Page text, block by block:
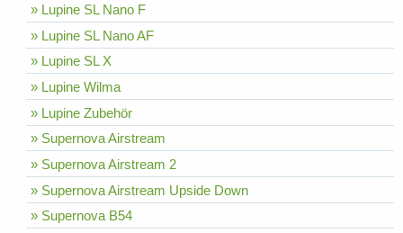
» Lupine SL Nano F
» Lupine SL Nano AF
» Lupine SL X
» Lupine Wilma
» Lupine Zubehör
» Supernova Airstream
» Supernova Airstream 2
» Supernova Airstream Upside Down
» Supernova B54